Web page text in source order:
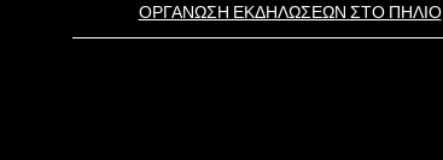
ΟΡΓΑΝΩΣΗ ΕΚΔΗΛΩΣΕΩΝ ΣΤΟ ΠΗΛΙΟ